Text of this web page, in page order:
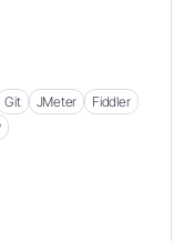
Git JMeter
Fiddler